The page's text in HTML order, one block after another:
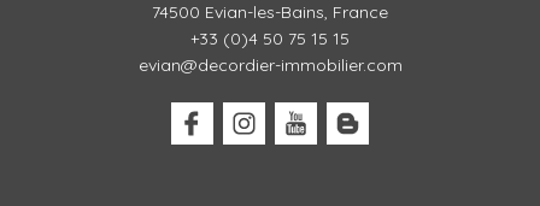
74500 Evian-les-Bains, France
+33 (0)4 50 75 15 15
evian@decordier-immobilier.com